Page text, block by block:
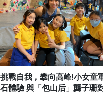
挑戰自我，攀向高峰!小女童
石體驗 與「包山后」龔子珊